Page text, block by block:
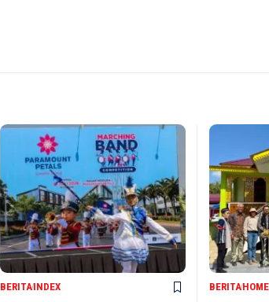
BERITAINDEX BERITAHOME